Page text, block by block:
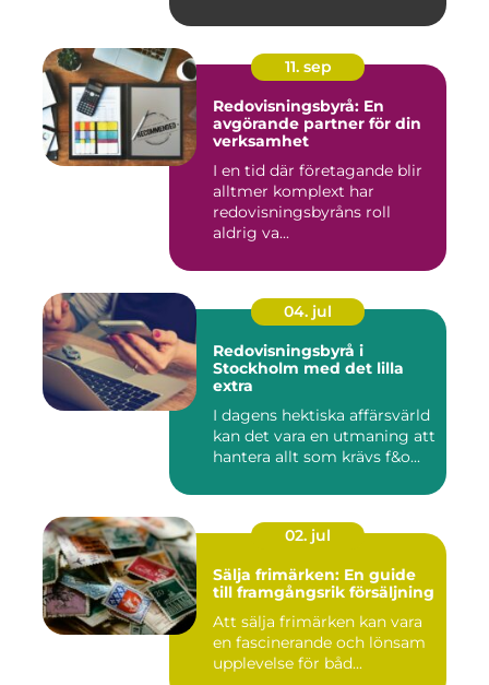
11. sep
Redovisningsbyrå: En
avgörande partner för din
verksamhet
I en tid där företagande blir
alltmer komplext har
redovisningsbyråns roll
aldrig va...
04. jul
Redovisningsbyrå i
Stockholm med det lilla
extra
I dagens hektiska affärsvärld
kan det vara en utmaning att
hantera allt som krävs f&o...
02. jul
Sälja frimärken: En guide
till framgångsrik försäljning
Att sälja frimärken kan vara
en fascinerande och lönsam
upplevelse för båd...